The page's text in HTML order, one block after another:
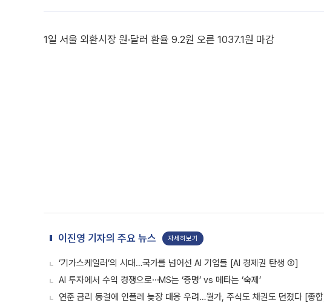
1일 서울 외환시장 원·달러 환율 9.2원 오른 1037.1원 마감
이진영 기자의 주요 뉴스 자세히보기
‘기가스케일러’의 시대…국가를 넘어선 AI 기업들 [AI 경제권 탄생 ②]
AI 투자에서 수익 경쟁으로⋯MS는 ‘증명’ vs 메타는 ‘숙제’
연준 금리 동결에 인플레 늦장 대응 우려…월가, 주식도 채권도 던졌다 [종